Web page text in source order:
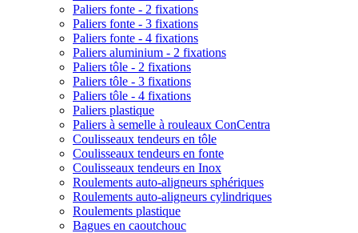
Paliers fonte - 2 fixations
Paliers fonte - 3 fixations
Paliers fonte - 4 fixations
Paliers aluminium - 2 fixations
Paliers tôle - 2 fixations
Paliers tôle - 3 fixations
Paliers tôle - 4 fixations
Paliers plastique
Paliers à semelle à rouleaux ConCentra
Coulisseaux tendeurs en tôle
Coulisseaux tendeurs en fonte
Coulisseaux tendeurs en Inox
Roulements auto-aligneurs sphériques
Roulements auto-aligneurs cylindriques
Roulements plastique
Bagues en caoutchouc